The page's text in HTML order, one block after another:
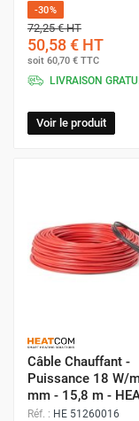
Câble
Le câble de
solides et pour
constante et
Pièces humides
Logements
Béton
-30%
72,25 €HT
50,58 € HT
soit 60,70 € TTC
LIVRAISON
Voir le produit
Câble Chauffant -
Puissance 18 W/
mm - 15,8 m -
Réf. : HE 51260016